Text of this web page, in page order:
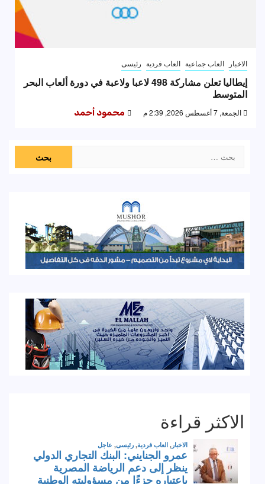
الاخبار العاب جماعية العاب فردية رئيسى
إيطاليا تعلن مشاركة 498 لاعبا ولاعبة في دورة ألعاب البحر
المتوسط
الجمعة, 7 أغسطس 2026, 2:39 م محمود أحمد
عن:
الاكثر قراءة